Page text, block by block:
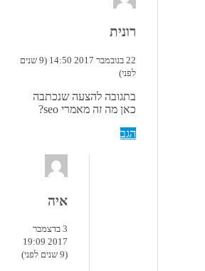
רונית
22 בנובמבר 2017 14:50 (9 שנים
לפני)
בתגובה להצעה שנכתבה
כאן מה זה מאמרי seo?
הגב
איה
3 בדצמבר
2017 19:09
(9 שנים לפני)